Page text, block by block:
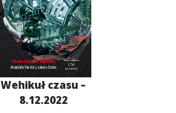
Wehikuł czasu –
8.12.2022